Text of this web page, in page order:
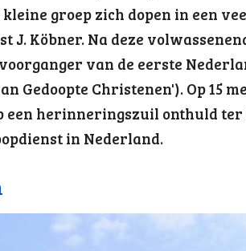
kleine groep zich dopen in een
J. Köbner. Na deze
van de eerste
Gedoopte Christenen'). Op 15
een herinneringszuil onthuld
in Nederland.